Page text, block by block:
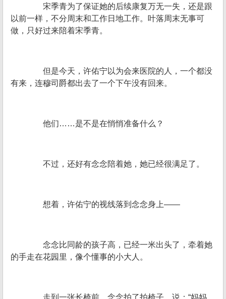
宋季青为了保证她的后续康复万无一失，还是跟
以前一样，不分周末和工作日地工作。叶落周末无事可
做，只好过来陪着宋季青。
但是今天，许佑宁以为会来医院的人，一个都没
有来，连穆司爵都出去了一个下午没有回来。
他们……是不是在悄悄准备什么？
不过，还好有念念陪着她，她已经很满足了。
想着，许佑宁的视线落到念念身上——
念念比同龄的孩子高，已经一米出头了，牵着她
的手走在花园里，像个懂事的小大人。
走到一张长椅前，念念拍了拍椅子，说：“妈妈，